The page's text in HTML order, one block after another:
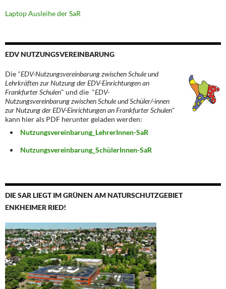
Laptop Ausleihe der SaR
EDV NUTZUNGSVEREINBARUNG
Die "EDV-Nutzungsvereinbarung zwischen Schule und
Lehrkräften zur Nutzung der EDV-Einrichtungen an
Frankfurter Schulen" und die "EDV-
Nutzungsvereinbarung zwischen Schule und Schüler/-innen
zur Nutzung der EDV-Einrichtungen an Frankfurter Schulen"
kann hier als PDF herunter geladen werden:
Nutzungsvereinbarung_LehrerInnen-SaR
Nutzungsvereinbarung_SchülerInnen-SaR
DIE SAR LIEGT IM GRÜNEN AM NATURSCHUTZGEBIET
ENKHEIMER RIED!